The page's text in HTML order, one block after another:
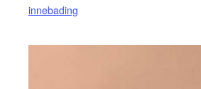
innebading